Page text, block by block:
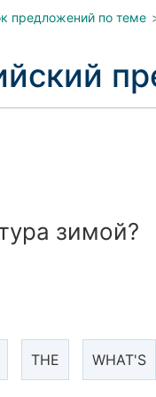
предложений по теме
зимой?
THE WHAT'S